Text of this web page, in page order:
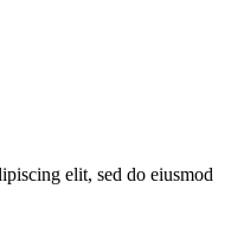
elit, sed do eiusmod